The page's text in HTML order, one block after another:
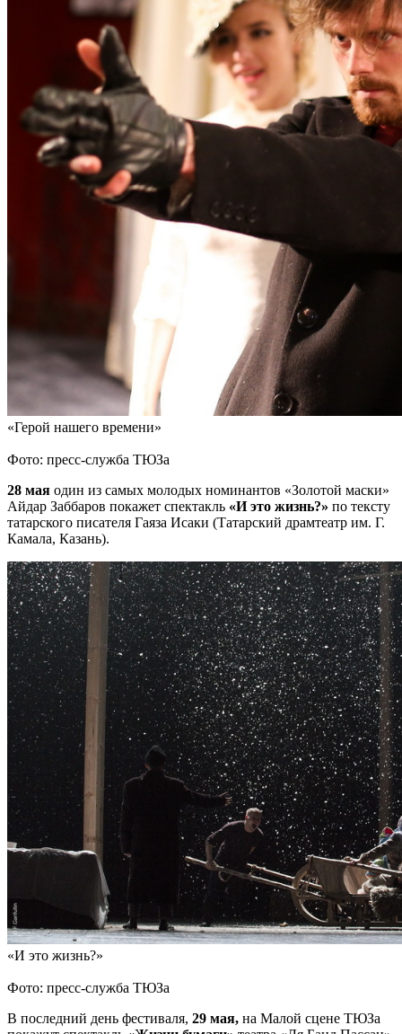
«Герой нашего времени»
Фото: пресс-служба ТЮЗа
28 мая один из самых молодых номинантов «Золотой маски»
Айдар Заббаров покажет спектакль «И это жизнь?» по тексту
татарского писателя Гаяза Исаки (Татарский драмтеатр им. Г.
Камала, Казань).
«И это жизнь?»
Фото: пресс-служба ТЮЗа
В последний день фестиваля, 29 мая, на Малой сцене ТЮЗа